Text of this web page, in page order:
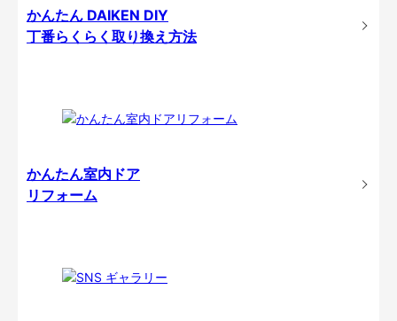
かんたん DAIKEN DIY
丁番らくらく取り換え方法
かんたん室内ドア
リフォーム